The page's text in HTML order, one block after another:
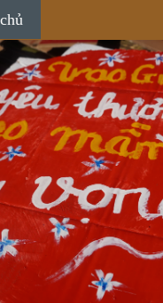
tiền… mang về